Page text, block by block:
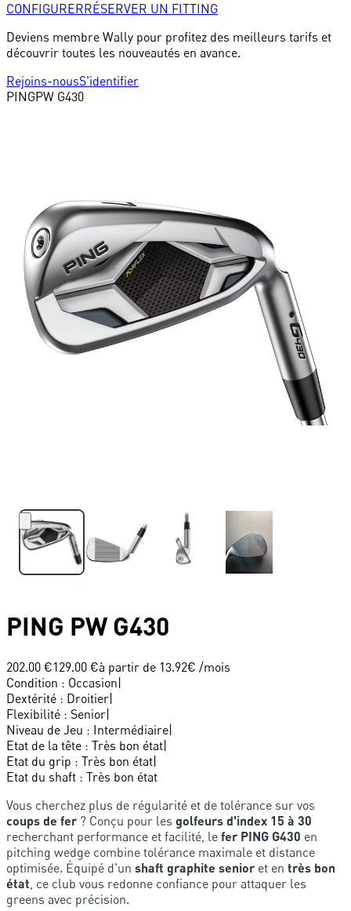
CONFIGURERRÉSERVER UN FITTING
Deviens membre Wally pour profitez des meilleurs tarifs et
découvrir toutes les nouveautés en avance.
Rejoins-nousS'identifier
PINGPW G430
PING PW G430
202.00 €129.00 €à partir de 13.92€ /mois
Condition : Occasion|
Dextérité : Droitier|
Flexibilité : Senior|
Niveau de Jeu : Intermédiaire|
Etat de la tête : Très bon état|
Etat du grip : Très bon état|
Etat du shaft : Très bon état
Vous cherchez plus de régularité et de tolérance sur vos
coups de fer ? Conçu pour les golfeurs d'index 15 à 30
recherchant performance et facilité, le fer PING G430 en
pitching wedge combine tolérance maximale et distance
optimisée. Équipé d'un shaft graphite senior et en très bon
état , ce club vous redonne confiance pour attaquer les
greens avec précision.